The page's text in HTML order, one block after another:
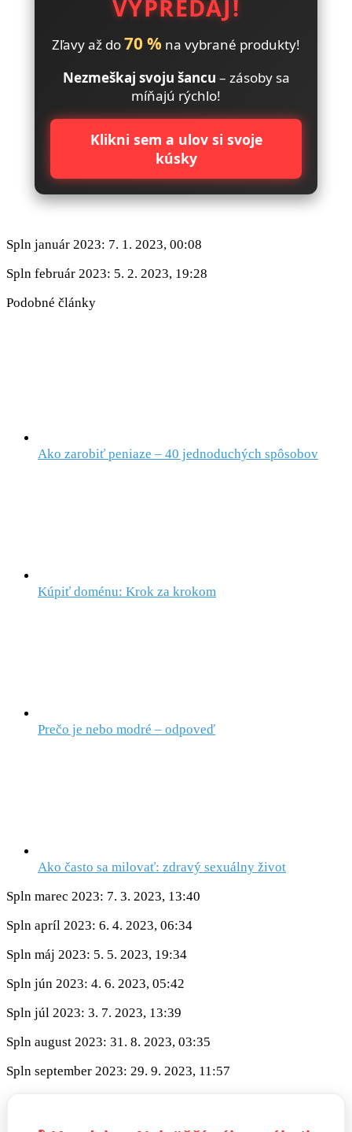
VÝPREDAJ!
Zľavy až do70 % na vybrané produkty!
Nezmeškaj svoju šancu – zásoby sa
míňajú rýchlo!
Klikni sem a ulov si svoje
kúsky
Spln január 2023: 7. 1. 2023, 00:08
Spln február 2023: 5. 2. 2023, 19:28
Podobné články
Ako zarobiť peniaze – 40 jednoduchých spôsobov
Kúpiť doménu: Krok za krokom
Prečo je nebo modré – odpoveď
Ako často sa milovať: zdravý sexuálny život
Spln marec 2023: 7. 3. 2023, 13:40
Spln apríl 2023: 6. 4. 2023, 06:34
Spln máj 2023: 5. 5. 2023, 19:34
Spln jún 2023: 4. 6. 2023, 05:42
Spln júl 2023: 3. 7. 2023, 13:39
Spln august 2023: 31. 8. 2023, 03:35
Spln september 2023: 29. 9. 2023, 11:57